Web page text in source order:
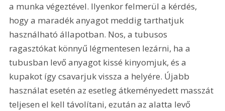
a munka végeztével. Ilyenkor felmerül a kérdés,
hogy a maradék anyagot meddig tarthatjuk
használható állapotban. Nos, a tubusos
ragasztókat könnyű légmentesen lezárni, ha a
tubusban levő anyagot kissé kinyomjuk, és a
kupakot így csavarjuk vissza a helyére. Újabb
használat esetén az esetleg átkeményedett masszát
teljesen el kell távolítani, ezután az alatta levő